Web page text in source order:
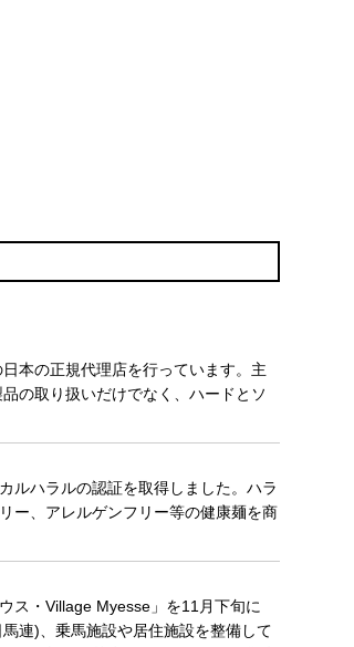
本の正規代理店を行っています。主
の取り扱いだけでなく、ハードとソ
ルハラルの認証を取得しました。ハラ
ー、アレルゲンフリー等の健康麺を商
ス・Village Myesse」を11月下旬に
連)、乗馬施設や居住施設を整備して